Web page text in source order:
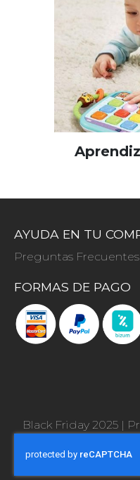
AYUDA EN TU
Preguntas Frecuentes
FORMAS DE PAGO
Black Friday 2025 |